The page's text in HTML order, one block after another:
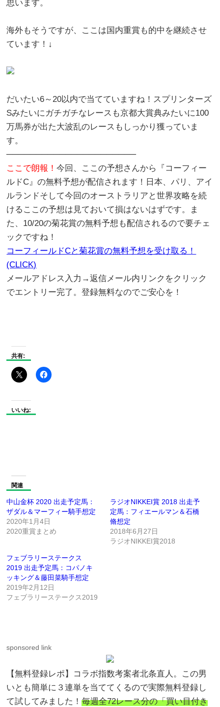
思います。
海外もそうですが、ここは国内重賞も的中を継続させ
ています！↓
だいたい6～20以内で当てていますね！スプリンターズ
Sみたいにガチガチなレースも京都大賞典みたいに100
万馬券が出た大波乱のレースもしっかり獲っていま
す。
──────────────────────
ここで朗報！今回、ここの予想さんから『コーフィー
ルドC』の無料予想が配信されます！日本、パリ、アイ
ルランドそして今回のオーストラリアと世界攻略を続
けるここの予想は見ておいて損はないはずです。ま
た、10/20の菊花賞の無料予想も配信されるので要チェ
ックですね！
コーフィールドCと菊花賞の無料予想を受け取る！
(CLICK)
メールアドレス入力→返信メール内リンクをクリック
でエントリー完了。登録無料なのでご安心を！
共有:
いいね:
関連
中山金杯 2020 出走予定馬：
ザダル＆マーフィー騎手想定
2020年1月4日
2020重賞まとめ
ラジオNIKKEI賞 2018 出走予
定馬：フィエールマン＆石橋
脩想定
2018年6月27日
ラジオNIKKEI賞2018
フェブラリーステークス
2019 出走予定馬：コパノキ
ッキング＆藤田菜騎手想定
2019年2月12日
フェブラリーステークス2019
sponsored link
【無料登録レポ】コラボ指数考案者北条直人。この男
いとも簡単に３連単を当ててくるので実際無料登録し
て試してみました！毎週全72レース分の「買い目付き